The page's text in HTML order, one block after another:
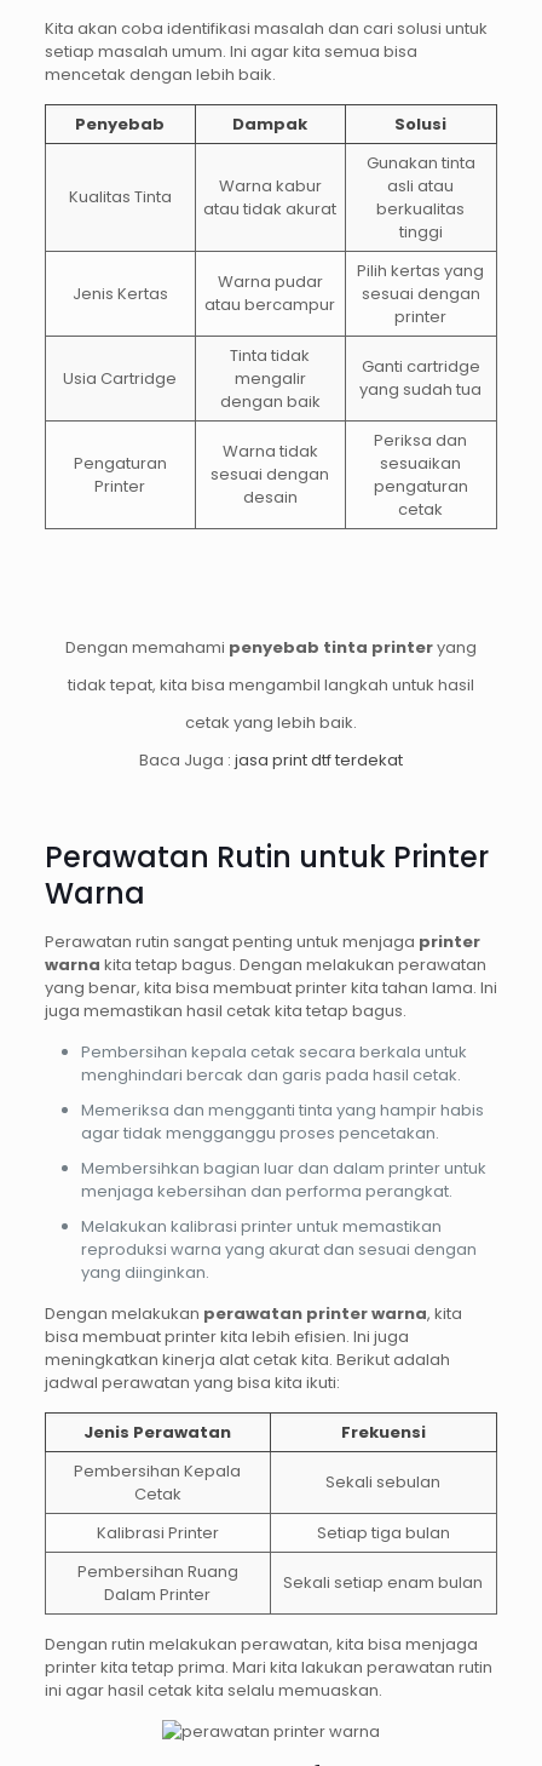
Kita akan coba identifikasi masalah dan cari solusi untuk
setiap masalah umum. Ini agar kita semua bisa
mencetak dengan lebih baik.
Penyebab Dampak Solusi
Kualitas Tinta
Warna kabur
atau tidak akurat
Gunakan tinta
asli atau
berkualitas
tinggi
Jenis Kertas
Warna pudar
atau bercampur
Pilih kertas yang
sesuai dengan
printer
Usia Cartridge
Tinta tidak
mengalir
dengan baik
Ganti cartridge
yang sudah tua
Pengaturan
Printer
Warna tidak
sesuai dengan
desain
Periksa dan
sesuaikan
pengaturan
cetak
Dengan memahami penyebab tinta printeryang
tidak tepat, kita bisa mengambil langkah untuk hasil
cetak yang lebih baik.
Baca Juga : jasa print dtf terdekat
Perawatan Rutin untuk Printer
Warna
Perawatan rutin sangat penting untuk menjaga printer
warna kita tetap bagus. Dengan melakukan perawatan
yang benar, kita bisa membuat printer kita tahan lama. Ini
juga memastikan hasil cetak kita tetap bagus.
Pembersihan kepala cetak secara berkala untuk
menghindari bercak dan garis pada hasil cetak.
Memeriksa dan mengganti tinta yang hampir habis
agar tidak mengganggu proses pencetakan.
Membersihkan bagian luar dan dalam printer untuk
menjaga kebersihan dan performa perangkat.
Melakukan kalibrasi printer untuk memastikan
reproduksi warna yang akurat dan sesuai dengan
yang diinginkan.
Dengan melakukan perawatan printer warna, kita
bisa membuat printer kita lebih efisien. Ini juga
meningkatkan kinerja alat cetak kita. Berikut adalah
jadwal perawatan yang bisa kita ikuti:
Jenis Perawatan
Frekuensi
Pembersihan Kepala
Cetak
Sekali sebulan
Kalibrasi Printer
Setiap tiga bulan
Pembersihan Ruang
Dalam Printer
Sekali setiap enam bulan
Dengan rutin melakukan perawatan, kita bisa menjaga
printer kita tetap prima. Mari kita lakukan perawatan rutin
ini agar hasil cetak kita selalu memuaskan.